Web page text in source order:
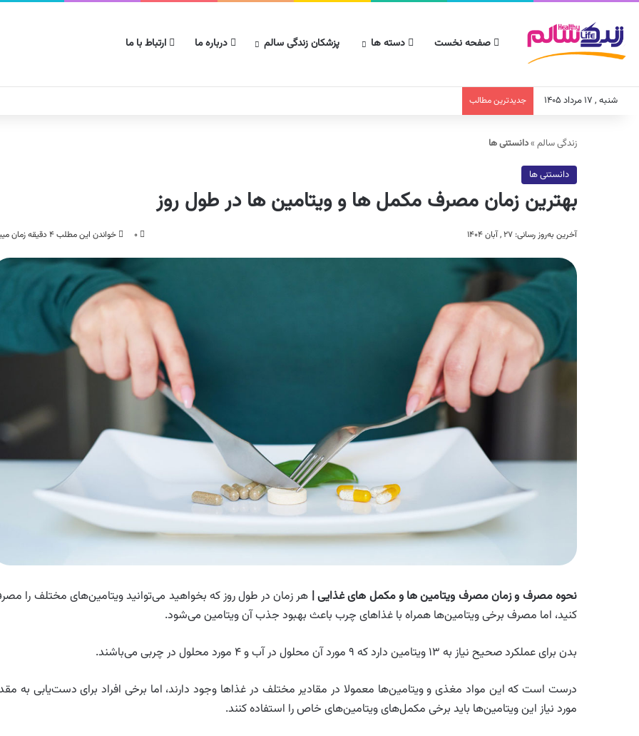
صفحه نخست دسته ها پزشکان زندگی سالم درباره ما ارتباط با ما
شنبه , ۱۷ مرداد ۱۴۰۵ جدیدترین مطالب
زندگی سالم »دانستنی ها
دانستنی ها
بهترین زمان مصرف مکمل ها و ویتامین ها در طول روز
آخرین به‌روز رسانی: ۲۷ , آبان ۱۴۰۴ ۰ خواندن این مطلب ۴ دقیقه زمان میبرد
نحوه مصرف و زمان مصرف ویتامین ها و مکمل های غذایی | هر زمان در طول روز که بخواهید می‌توانید ویتامین‌های مختلف را
کنید، اما مصرف برخی ویتامین‌ها همراه با غذاهای چرب باعث بهبود جذب آن ویتامین‌ می‌شود.
بدن برای عملکرد صحیح نیاز به ۱۳ ویتامین دارد که ۹ مورد آن محلول در آب و ۴ مورد محلول در چربی می‌باشند.
درست است که این مواد مغذی و ویتامین‌ها معمولا در مقادیر مختلف در غذاها وجود دارند، اما برخی افراد برای دست‌یابی به
مورد نیاز این ویتامین‌ها باید برخی مکمل‌های ویتامین‌های خاص را استفاده کنند.